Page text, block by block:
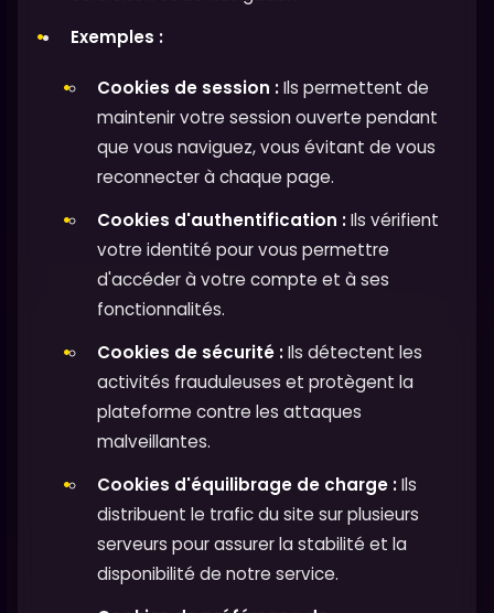
Exemples :
Cookies de session :Ils permettent de
maintenir votre session ouverte pendant
que vous naviguez, vous évitant de vous
reconnecter à chaque page.
Cookies d'authentification :Ils vérifient
votre identité pour vous permettre
d'accéder à votre compte et à ses
fonctionnalités.
Cookies de sécurité :Ils détectent les
activités frauduleuses et protègent la
plateforme contre les attaques
malveillantes.
Cookies d'équilibrage de charge :Ils
distribuent le trafic du site sur plusieurs
serveurs pour assurer la stabilité et la
disponibilité de notre service.